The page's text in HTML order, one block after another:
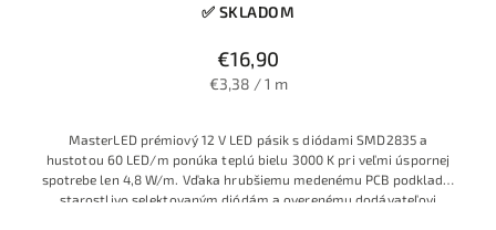
✅ SKLADOM
€16,90
€3,38 / 1 m
MasterLED prémiový 12 V LED pásik s diódami SMD2835 a
hustotou 60 LED/m ponúka teplú bielu 3000 K pri veľmi úspornej
spotrebe len 4,8 W/m. Vďaka hrubšiemu medenému PCB podkladu,
starostlivo selektovaným diódám a overenému dodávateľovi